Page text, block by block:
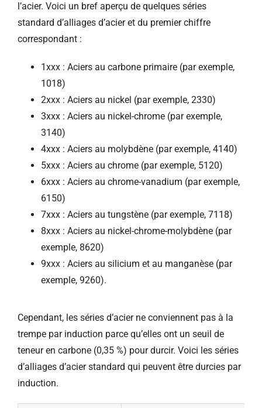
l’acier. Voici un bref aperçu de quelques séries
standard d’alliages d’acier et du premier chiffre
correspondant :
1xxx : Aciers au carbone primaire (par exemple,
1018)
2xxx : Aciers au nickel (par exemple, 2330)
3xxx : Aciers au nickel-chrome (par exemple,
3140)
4xxx : Aciers au molybdène (par exemple, 4140)
5xxx : Aciers au chrome (par exemple, 5120)
6xxx : Aciers au chrome-vanadium (par exemple,
6150)
7xxx : Aciers au tungstène (par exemple, 7118)
8xxx : Aciers au nickel-chrome-molybdène (par
exemple, 8620)
9xxx : Aciers au silicium et au manganèse (par
exemple, 9260).
Cependant, les séries d’acier ne conviennent pas à la
trempe par induction parce qu’elles ont un seuil de
teneur en carbone (0,35 %) pour durcir. Voici les séries
d’alliages d’acier standard qui peuvent être durcies par
induction.